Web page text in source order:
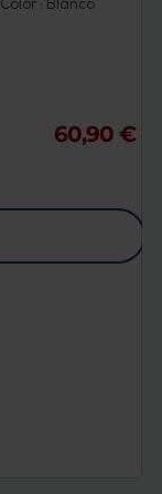
Color : Blanco
60,90 €